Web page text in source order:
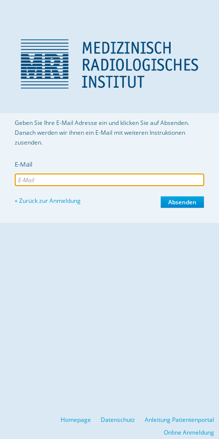
Geben Sie Ihre E-Mail Adresse ein und klicken Sie auf Absenden.
Danach werden wir ihnen ein E-Mail mit weiteren Instruktionen
zusenden.
E-Mail
« Zurück zur Anmeldung
Homepage Datenschutz
Anleitung Patientenportal
Online Anmeldung